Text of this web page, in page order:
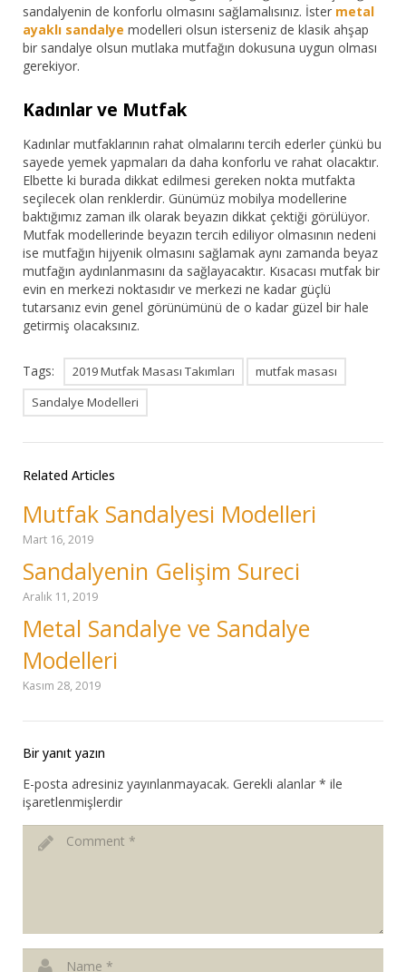
sandalyenin de konforlu olmasını sağlamalısınız. İster metal
ayaklı sandalye modelleri olsun isterseniz de klasik ahşap
bir sandalye olsun mutlaka mutfağın dokusuna uygun olması
gerekiyor.
Kadınlar ve Mutfak
Kadınlar mutfaklarının rahat olmalarını tercih ederler çünkü bu
sayede yemek yapmaları da daha konforlu ve rahat olacaktır.
Elbette ki burada dikkat edilmesi gereken nokta mutfakta
seçilecek olan renklerdir. Günümüz mobilya modellerine
baktığımız zaman ilk olarak beyazın dikkat çektiği görülüyor.
Mutfak modellerinde beyazın tercih ediliyor olmasının nedeni
ise mutfağın hijyenik olmasını sağlamak aynı zamanda beyaz
mutfağın aydınlanmasını da sağlayacaktır. Kısacası mutfak bir
evin en merkezi noktasıdır ve merkezi ne kadar güçlü
tutarsanız evin genel görünümünü de o kadar güzel bir hale
getirmiş olacaksınız.
Tags: 2019 Mutfak Masası Takımları
mutfak masası
Sandalye Modelleri
Related Articles
Mutfak Sandalyesi Modelleri
Mart 16, 2019
Sandalyenin Gelişim Sureci
Aralık 11, 2019
Metal Sandalye ve Sandalye
Modelleri
Kasım 28, 2019
Bir yanıt yazın
E-posta adresiniz yayınlanmayacak. Gerekli alanlar * ile
işaretlenmişlerdir